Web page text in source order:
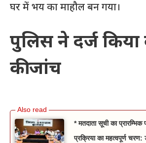
घर में भय का माहौल बन गया।
पुलिस ने दर्ज
की जांच
* मतदाता सूची का
प्रक्रिया का महत्वपूर्ण चरण: